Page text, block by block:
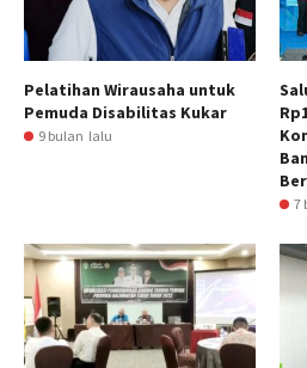
Pelatihan Wirausaha untuk
Pemuda Disabilitas Kukar
9 bulan lalu
7